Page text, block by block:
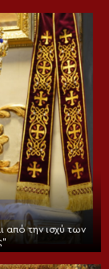
από την ισχύ των